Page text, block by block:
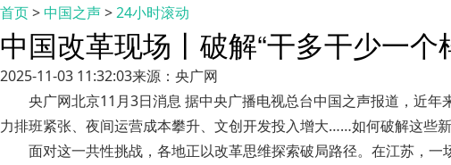
首页>中国之声>24小时滚动
中国改革现场丨破解“干多干少一个
2025-11-03 11:32:03来源：央广网
央广网北京11月3日消息 据中央广播电视总台中国之声报道，近
力排班紧张、夜间运营成本攀升、文创开发投入增大……如何破解这些
面对这一共性挑战，各地正以改革思维探索破局路径。在江苏，